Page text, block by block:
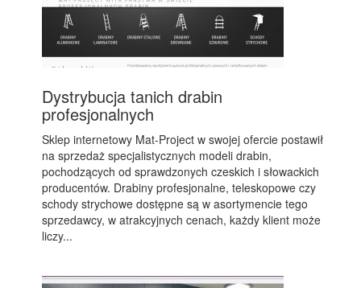
Dystrybucja tanich drabin
profesjonalnych
Sklep internetowy Mat-Project w swojej ofercie postawił
na sprzedaż specjalistycznych modeli drabin,
pochodzących od sprawdzonych czeskich i słowackich
producentów. Drabiny profesjonalne, teleskopowe czy
schody strychowe dostępne są w asortymencie tego
sprzedawcy, w atrakcyjnych cenach, każdy klient może
liczy...